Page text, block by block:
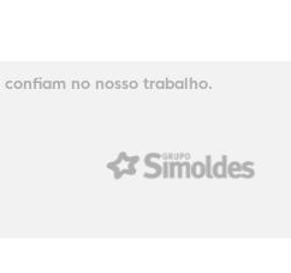
confiam no nosso trabalho.